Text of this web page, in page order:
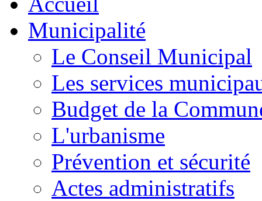
Municipalité
Le Conseil Municipal
Les services
Budget de la
L'urbanisme
Prévention et sécurité
Actes administratifs